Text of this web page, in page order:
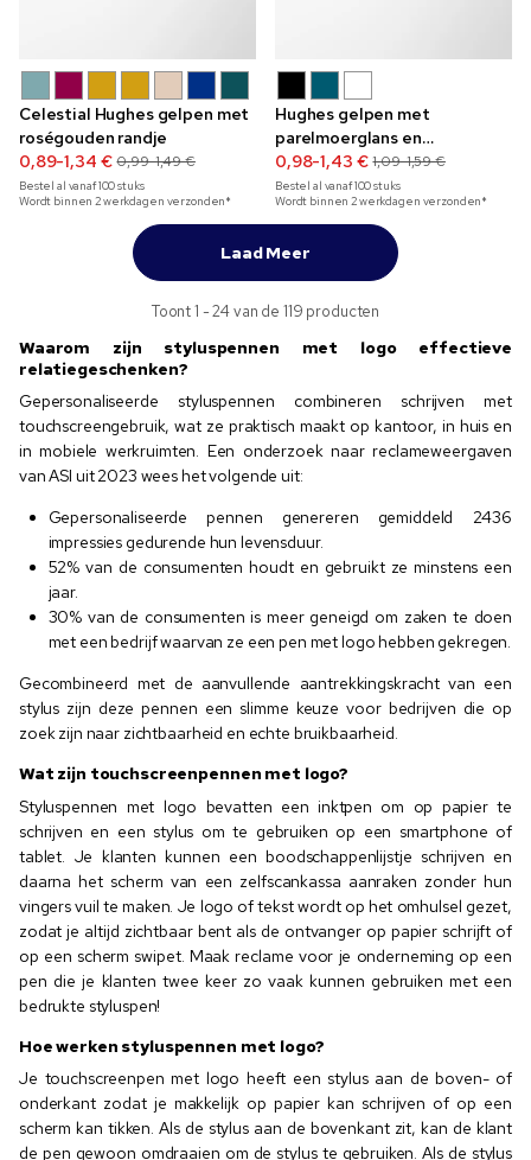
Celestial Hughes gelpen met
roségouden randje
0,89-1,34 € 0,99-1,49 €
Bestel al vanaf100stuks
Wordt binnen 2 werkdagen verzonden*
Hughes gelpen met
parelmoerglans en
roségouden randje
0,98-1,43 € 1,09-1,59 €
Bestel al vanaf100stuks
Wordt binnen 2 werkdagen verzonden*
Laad Meer
Toont 1 - 24 van de 119 producten
Waarom zijn styluspennen met logo effectieve
relatiegeschenken?
Gepersonaliseerde styluspennen combineren schrijven met
touchscreengebruik, wat ze praktisch maakt op kantoor, in huis en
in mobiele werkruimten. Een onderzoek naar reclameweergaven
van ASI uit 2023 wees het volgende uit:
Gepersonaliseerde pennen genereren gemiddeld 2436
impressies gedurende hun levensduur.
52% van de consumenten houdt en gebruikt ze minstens een
jaar.
30% van de consumenten is meer geneigd om zaken te doen
met een bedrijf waarvan ze een pen met logo hebben gekregen.
Gecombineerd met de aanvullende aantrekkingskracht van een
stylus zijn deze pennen een slimme keuze voor bedrijven die op
zoek zijn naar zichtbaarheid en echte bruikbaarheid.
Wat zijn touchscreenpennen met logo?
Styluspennen met logo bevatten een inktpen om op papier te
schrijven en een stylus om te gebruiken op een smartphone of
tablet. Je klanten kunnen een boodschappenlijstje schrijven en
daarna het scherm van een zelfscankassa aanraken zonder hun
vingers vuil te maken. Je logo of tekst wordt op het omhulsel gezet,
zodat je altijd zichtbaar bent als de ontvanger op papier schrijft of
op een scherm swipet. Maak reclame voor je onderneming op een
pen die je klanten twee keer zo vaak kunnen gebruiken met een
bedrukte styluspen!
Hoe werken styluspennen met logo?
Je touchscreenpen met logo heeft een stylus aan de boven- of
onderkant zodat je makkelijk op papier kan schrijven of op een
scherm kan tikken. Als de stylus aan de bovenkant zit, kan de klant
de pen gewoon omdraaien om de stylus te gebruiken. Als de stylus